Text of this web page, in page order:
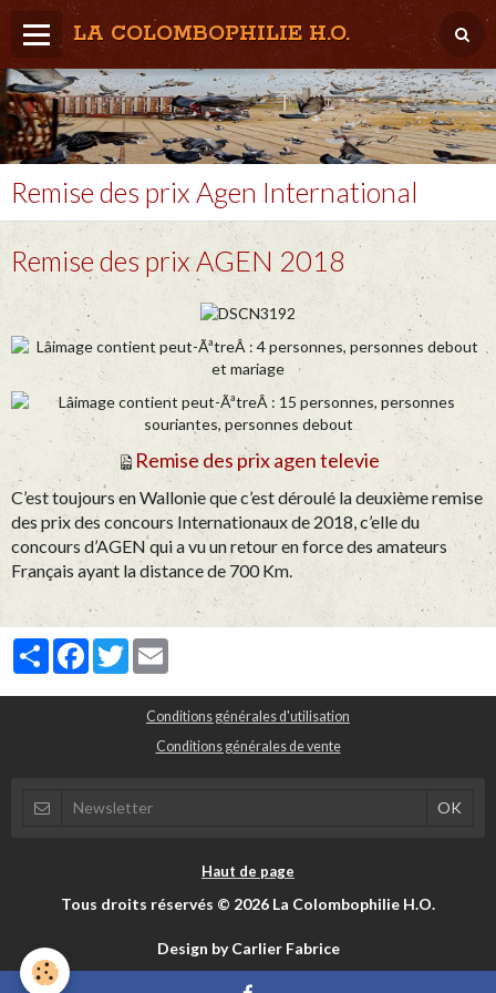
LA COLOMBOPHILIE H.O.
Home
Météo / Het weer
Lâcher / Los
Result. clubs, Provincial, (Inter)National
RFCB / KBDB
Remise des prix Agen International
Remise des prix AGEN 2018
Remise des prix agen televie
C’est toujours en Wallonie que c’est déroulé la deuxième remise
des prix des concours Internationaux de 2018, c’elle du
concours d’AGEN qui a vu un retour en force des amateurs
Français ayant la distance de 700 Km.
PartagerFacebook
Twitter
Conditions générales d'utilisation
Conditions générales de vente
Haut de page
Tous droits réservés © 2026 La Colombophilie H.O.
Design by Carlier Fabrice